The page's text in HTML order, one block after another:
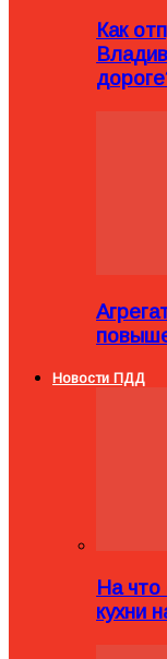
Как
Новости ПДД
На что
кухни